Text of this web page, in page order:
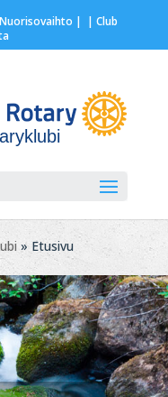
Nuorisovaihto | | Club
» Etusivu